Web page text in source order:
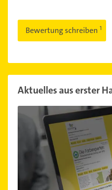
Bewertung schreiben
Aktuelles aus erster